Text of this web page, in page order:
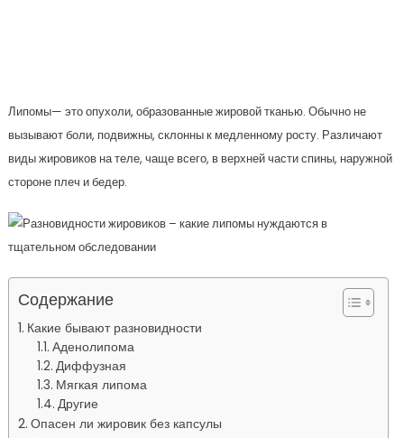
Липомы— это опухоли, образованные жировой тканью. Обычно не
вызывают боли, подвижны, склонны к медленному росту. Различают
виды жировиков на теле, чаще всего, в верхней части спины, наружной
стороне плеч и бедер.
Содержание
Какие бывают разновидности
Аденолипома
Диффузная
Мягкая липома
Другие
Опасен ли жировик без капсулы